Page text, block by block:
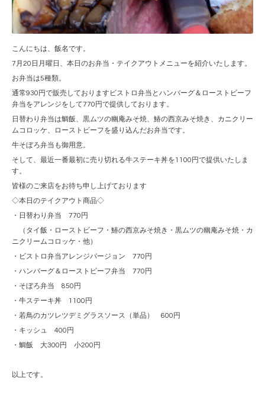
こんにちは、飯名です。
7月20日月曜日、本日のお弁当・テイクアウトメニューを紹介いたします。
お弁当は5種類。
通常930円で販売しておりますビストロ弁当とハンバーグ＆ローストビーフ
弁当をアレンジをして770円で提供しております。
日替わり弁当は鯛飯、黒ムツの幽庵みそ焼、鰆の西京みそ焼き、カニクリー
ムコロッケ、ローストビーフを盛り込んだお弁当です。
牛そぼろ弁当も御用意。
そして、最近一番最初に売り切れる牛ステーキ丼を1100円で提供いたしま
す。
皆様のご来店をお待ち申し上げております
◇本日のテイクアウト商品◇
・日替わり弁当 770円
（タイ飯・ローストビーフ・鰆の西京みそ焼き・黒ムツの幽庵みそ焼・カ
ニクリームコロッケ・他）
・ビストロ弁当アレンジバージョン 770円
・ハンバーグ＆ローストビーフ弁当 770円
・そぼろ弁当 850円
・牛ステーキ丼 1100円
・若鳥のカツレツデミグラスソース（単品） 600円
・キッシュ 400円
・鯛飯 大300円 小200円
以上です。